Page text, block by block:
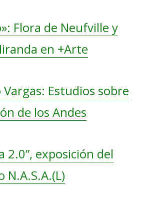
Flora de Neufville y
en +Arte
Vargas: Estudios sobre
de los Andes
2.0”, exposición del
N.A.S.A.(L)